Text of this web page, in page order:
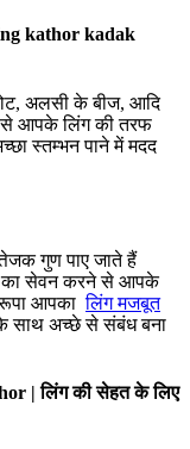
kathor kadak
अलसी के बीज, आदि
आपके लिंग की तरफ
स्तम्भन पाने में मदद
गुण पाए जाते हैं
का सेवन करने से आपके
आपकालिंग मजबूत
साथ अच्छे से संबंध बना
| लिंग की सेहत के लिए